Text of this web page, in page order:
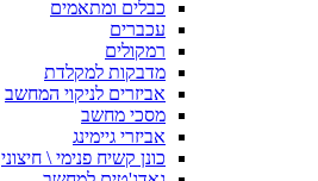
כבלים ומתאמים
עכברים
רמקולים
מדבקות למקלדת
אביזרים לניקוי המחשב
מסכי מחשב
אביזרי גיימינג
כונן קשיח פנימי \ חיצוני